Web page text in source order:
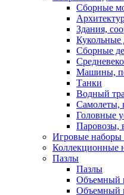
Сборные
Здания,
Кукольные
Сборные
Машины,
Танки
Водный
Самолеты,
Головные
Паровозы,
Игровые наборы
Коллекционные
Пазлы
Пазлы
Объемный
Объемный